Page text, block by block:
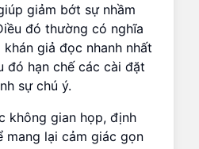
giảm bớt sự nhầm
đó thường có nghĩa
giả đọc nhanh nhất
đó hạn chế các cài đặt
sự chú ý.
không gian họp, định
mang lại cảm giác gọn